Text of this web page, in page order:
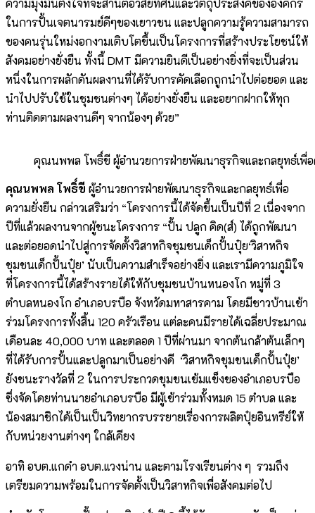
ความมุ่งมั่นตั้งใจที่จะสานต่อวิสัยทัศน์และวัตถุประสงค์ขององค์กร
ในการปั้นเจตนารมย์ดีๆของเยาวชน และปลูกความรู้ความสามารถ
ของคนรุ่นใหม่งอกงามเติบโตขึ้นเป็นโครงการที่สร้างประโยชน์ให้
สังคมอย่างยั่งยืน ทั้งนี้ DMT มีความยินดีเป็นอย่างยิ่งที่จะเป็นส่วน
หนึ่งในการผลักดันผลงานที่ได้รับการคัดเลือกถูกนำไปต่อยอด และ
นำไปปรับใช้ในชุมชนต่างๆ ได้อย่างยั่งยืน และอยากฝากให้ทุก
ท่านติดตามผลงานดีๆ จากน้องๆ ด้วย”
คุณนพพล โพธิ์ขี ผู้อำนวยการฝ่ายพัฒนาธุรกิจและกลยุทธ์เพื่
คุณนพพล โพธิ์ขี ผู้อำนวยการฝ่ายพัฒนาธุรกิจและกลยุทธ์เพื่อ
ความยั่งยืน กล่าวเสริมว่า “โครงการนี้ได้จัดขึ้นเป็นปีที่ 2 เนื่องจาก
ปีที่แล้วผลงานจากผู้ชนะโครงการ “ปั้น ปลูก คิด(ส์) ได้ถูกพัฒนา
และต่อยอดนำไปสู่การจัดตั้งวิสาหกิจชุมชนเด็กปั้นปุ๋ย‘วิสาหกิจ
ชุมชนเด็กปั้นปุ๋ย’ นับเป็นความสำเร็จอย่างยิ่ง และเรามีความภูมิใจ
ที่โครงการนี้ได้สร้างรายได้ให้กับชุมชนบ้านหนองโก หมู่ที่ 3
ตำบลหนองโก อำเภอบรบือ จังหวัดมหาสารคาม โดยมีชาวบ้านเข้า
ร่วมโครงการทั้งสิ้น 120 ครัวเรือน แต่ละคนมีรายได้เฉลี่ยประมาณ
เดือนละ 40,000 บาท และตลอด 1 ปีที่ผ่านมา จากต้นกล้าต้นเล็กๆ
ที่ได้รับการปั้นและปลูกมาเป็นอย่างดี ‘วิสาหกิจชุมชนเด็กปั้นปุ๋ย’
ยังชนะรางวัลที่ 2 ในการประกวดชุมชนเข้มแข็งของอำเภอบรบือ
ซึ่งจัดโดยท่านนายอำเภอบรบือ มีผู้เข้าร่วมทั้งหมด 15 ตำบล และ
น้องสมาชิกได้เป็นเป็นวิทยากรบรรยายเรื่องการผลิตปุ๋ยอินทรีย์ให้
กับหน่วยงานต่างๆ ใกล้เคียง
อาทิ อบต.แกดำ อบต.แวงน่าน และตามโรงเรียนต่าง ๆ รวมถึง
เตรียมความพร้อมในการจัดตั้งเป็นวิสาหกิจเพื่อสังคมต่อไป